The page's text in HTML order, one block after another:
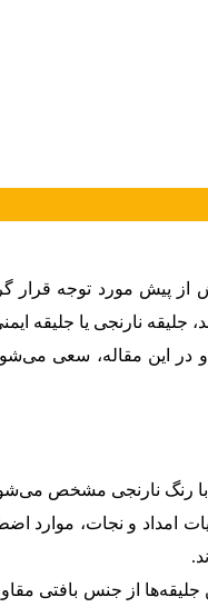
از پیش مورد توجه
جلیقه نارنجی یا جلیقه
این مقاله، سعی
با رنگ نارنجی مشخص
امداد و نجات، موارد
از جنس بافتی